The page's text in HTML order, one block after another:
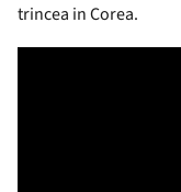
trincea in Corea.